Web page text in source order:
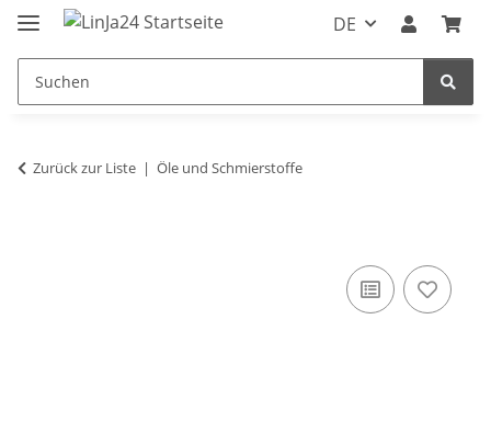
DE
Zurück zur Liste Öle und Schmierstoffe